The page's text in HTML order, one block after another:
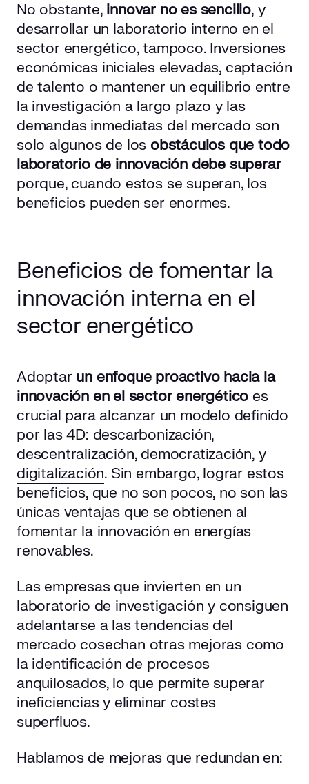
No obstante, innovar no es sencillo, y
desarrollar un laboratorio interno en el
sector energético, tampoco. Inversiones
económicas iniciales elevadas, captación
de talento o mantener un equilibrio entre
la investigación a largo plazo y las
demandas inmediatas del mercado son
solo algunos de los obstáculos que todo
laboratorio de innovación debe superar
porque, cuando estos se superan, los
beneficios pueden ser enormes.
Beneficios de fomentar la
innovación interna en el
sector energético
Adoptar un enfoque proactivo hacia la
innovación en el sector energético es
crucial para alcanzar un modelo definido
por las 4D: descarbonización,
descentralización, democratización, y
digitalización. Sin embargo, lograr estos
beneficios, que no son pocos, no son las
únicas ventajas que se obtienen al
fomentar la innovación en energías
renovables.
Las empresas que invierten en un
laboratorio de investigación y consiguen
adelantarse a las tendencias del
mercado cosechan otras mejoras como
la identificación de procesos
anquilosados, lo que permite superar
ineficiencias y eliminar costes
superfluos.
Hablamos de mejoras que redundan en: